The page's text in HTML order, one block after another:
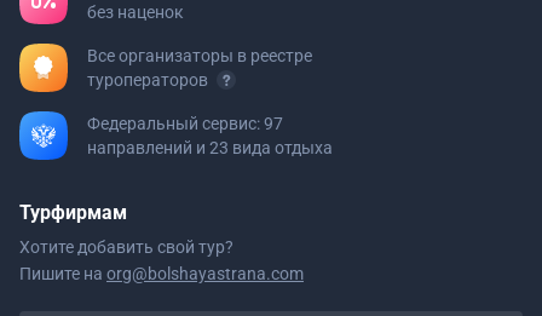
без наценок
Все организаторы в реестре
туроператоров
Федеральный сервис: 97
направлений и 23 вида отдыха
Турфирмам
Хотите добавить свой тур?
Пишите на org@bolshayastrana.com